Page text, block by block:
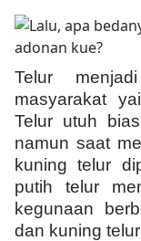
Telur
masyarakat
Telur utuh
namun saat
kuning telur
putih telur
kegunaan
dan kuning